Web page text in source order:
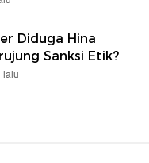
Diduga Hina
Sanksi Etik?
lalu